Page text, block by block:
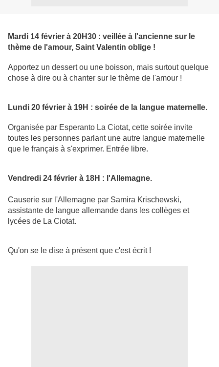
Mardi 14 février à 20H30 : veillée à l'ancienne sur le
thème de l'amour, Saint Valentin oblige !
Apportez un dessert ou une boisson, mais surtout quelque
chose à dire ou à chanter sur le thème de l'amour !
Lundi 20 février à 19H : soirée de la langue maternelle.
Organisée par Esperanto La Ciotat, cette soirée invite
toutes les personnes parlant une autre langue maternelle
que le français à s'exprimer. Entrée libre.
Vendredi 24 février à 18H : l'Allemagne.
Causerie sur l'Allemagne par Samira Krischewski,
assistante de langue allemande dans les collèges et
lycées de La Ciotat.
Qu'on se le dise à présent que c'est écrit !